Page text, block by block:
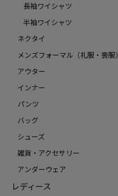
長袖ワイシャツ
半袖ワイシャツ
ネクタイ
メンズフォーマル（礼服・喪服）
アウター
インナー
パンツ
バッグ
シューズ
雑貨・アクセサリー
アンダーウェア
レディース